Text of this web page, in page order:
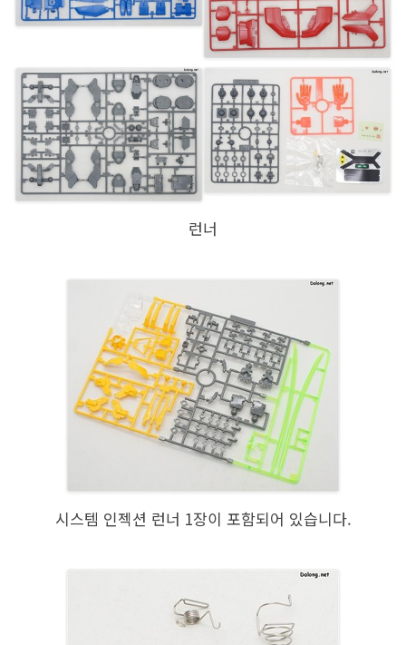
런너
시스템 인젝션 런너 1장이 포함되어 있습니다.